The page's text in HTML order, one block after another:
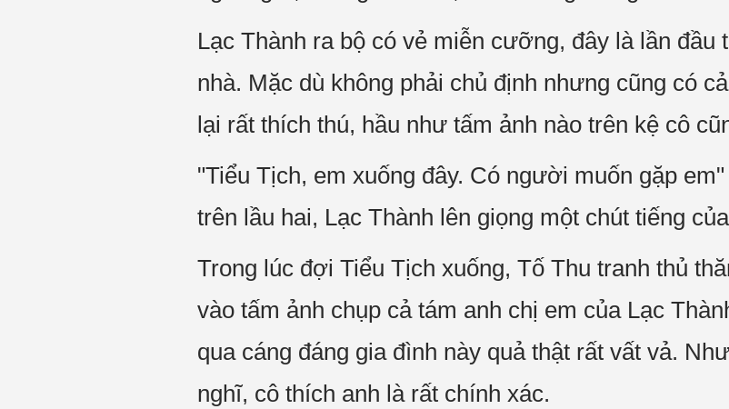
Lạc Thành ra bộ có vẻ miễn cưỡng, đây là lần đầu
nhà. Mặc dù không phải chủ định nhưng cũng có
lại rất thích thú, hầu như tấm ảnh nào trên kệ cô
"Tiểu Tịch, em xuống đây. Có người muốn gặp
trên lầu hai, Lạc Thành lên giọng một chút tiếng
Trong lúc đợi Tiểu Tịch xuống, Tố Thu tranh thủ
vào tấm ảnh chụp cả tám anh chị em của Lạc
qua cáng đáng gia đình này quả thật rất vất vả.
nghĩ, cô thích anh là rất chính xác.